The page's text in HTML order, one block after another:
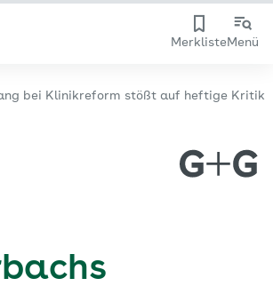
MerklisteMenü
bei Klinikreform stößt auf heftige Kritik